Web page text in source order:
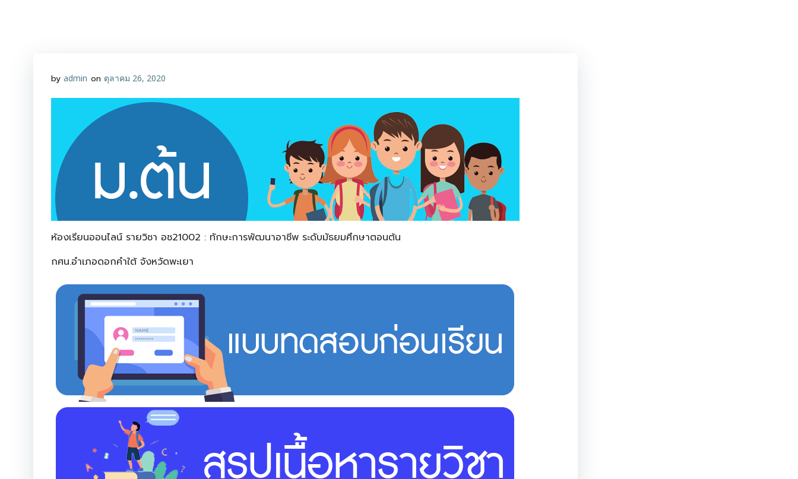
by admin on ตุลาคม 26, 2020
ห้องเรียนออนไลน์ รายวิชา อช21002 : ทักษะการพัฒนาอาชีพ ระดับมัธยมศึกษาตอนต้น
กศน.อำเภอดอกคำใต้ จังหวัดพะเยา